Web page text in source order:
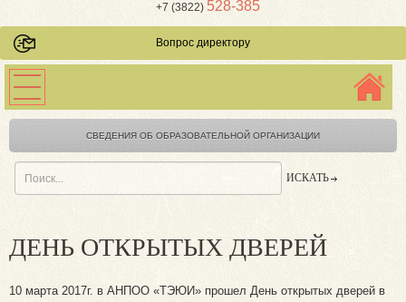
+7 (3822) 528-385
Вопрос директору
СВЕДЕНИЯ ОБ ОБРАЗОВАТЕЛЬНОЙ ОРГАНИЗАЦИИ
ДЕНЬ ОТКРЫТЫХ ДВЕРЕЙ
10 марта 2017г. в АНПОО «ТЭЮИ» прошел День открытых дверей в